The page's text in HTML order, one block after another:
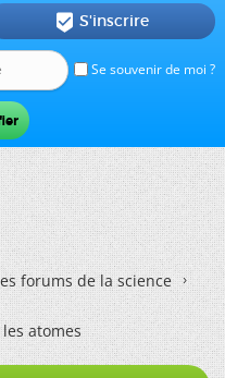
Se souvenir de moi ?
 S'inscrire
forums de la science
atomes